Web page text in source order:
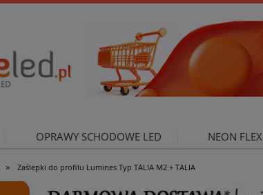
OPRAWY SCHODOWE LED NEON FLEX
OŚWIETLENIE ZEWNĘTRZNE
» Zaślepki do profilu Lumines Typ TALIA M2 + TALIA